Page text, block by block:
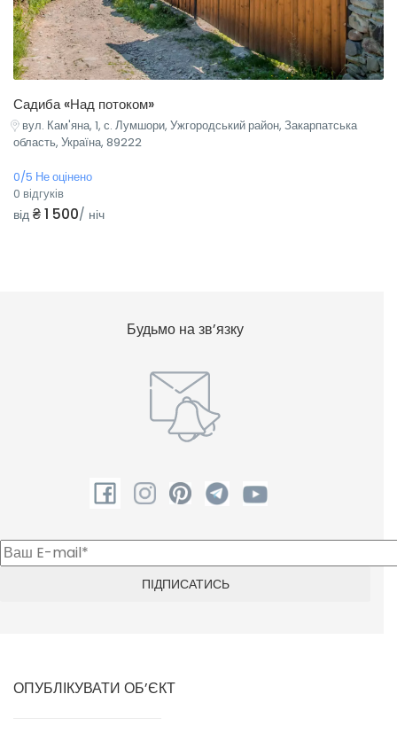
Садиба «Над потоком»
вул. Кам'яна, 1, с. Лумшори, Ужгородський район, Закарпатська
область, Україна, 89222
0/5 Не оцінено
0 відгуків
від ₴ 1 500/ ніч
Будьмо на зв’язку
ОПУБЛІКУВАТИ ОБ’ЄКТ